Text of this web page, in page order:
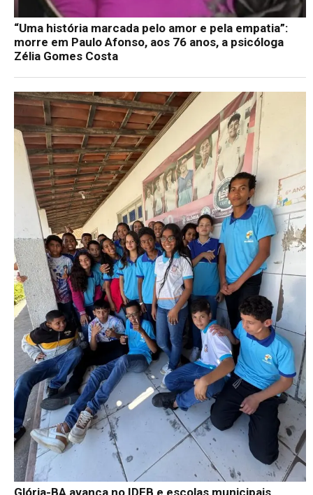
“Uma história marcada pelo amor e pela empatia”:
morre em Paulo Afonso, aos 76 anos, a psicóloga
Zélia Gomes Costa